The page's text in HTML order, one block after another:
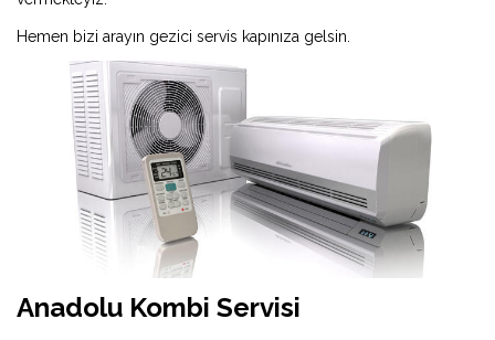
Hemen bizi arayın gezici servis kapınıza gelsin.
Anadolu Kombi Servisi